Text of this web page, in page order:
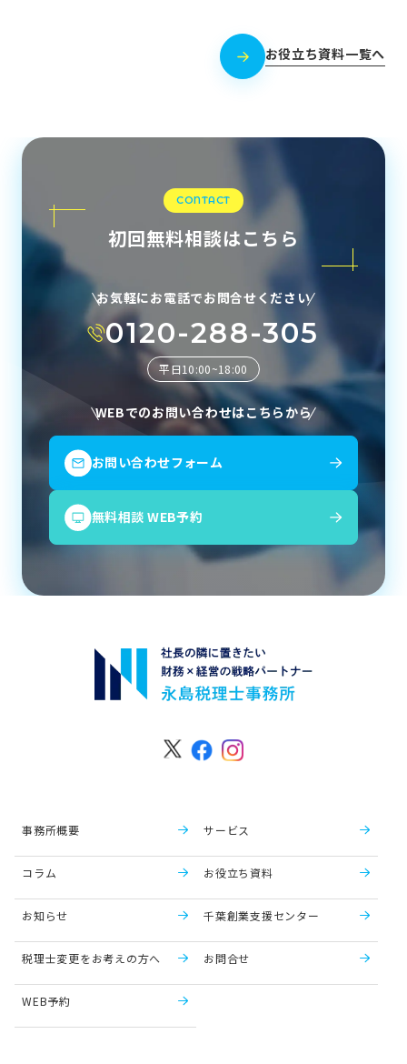
お役立ち資料一覧へ
CONTACT
初回無料相談はこちら
お気軽にお電話でお問合せください
0120-288-305
平日10:00~18:00
WEBでのお問い合わせはこちらから
お問い合わせフォーム
無料相談 WEB予約
事務所概要 サービス
コラム お役立ち資料
お知らせ 千葉創業支援センター
税理士変更をお考えの方へ お問合せ
WEB予約